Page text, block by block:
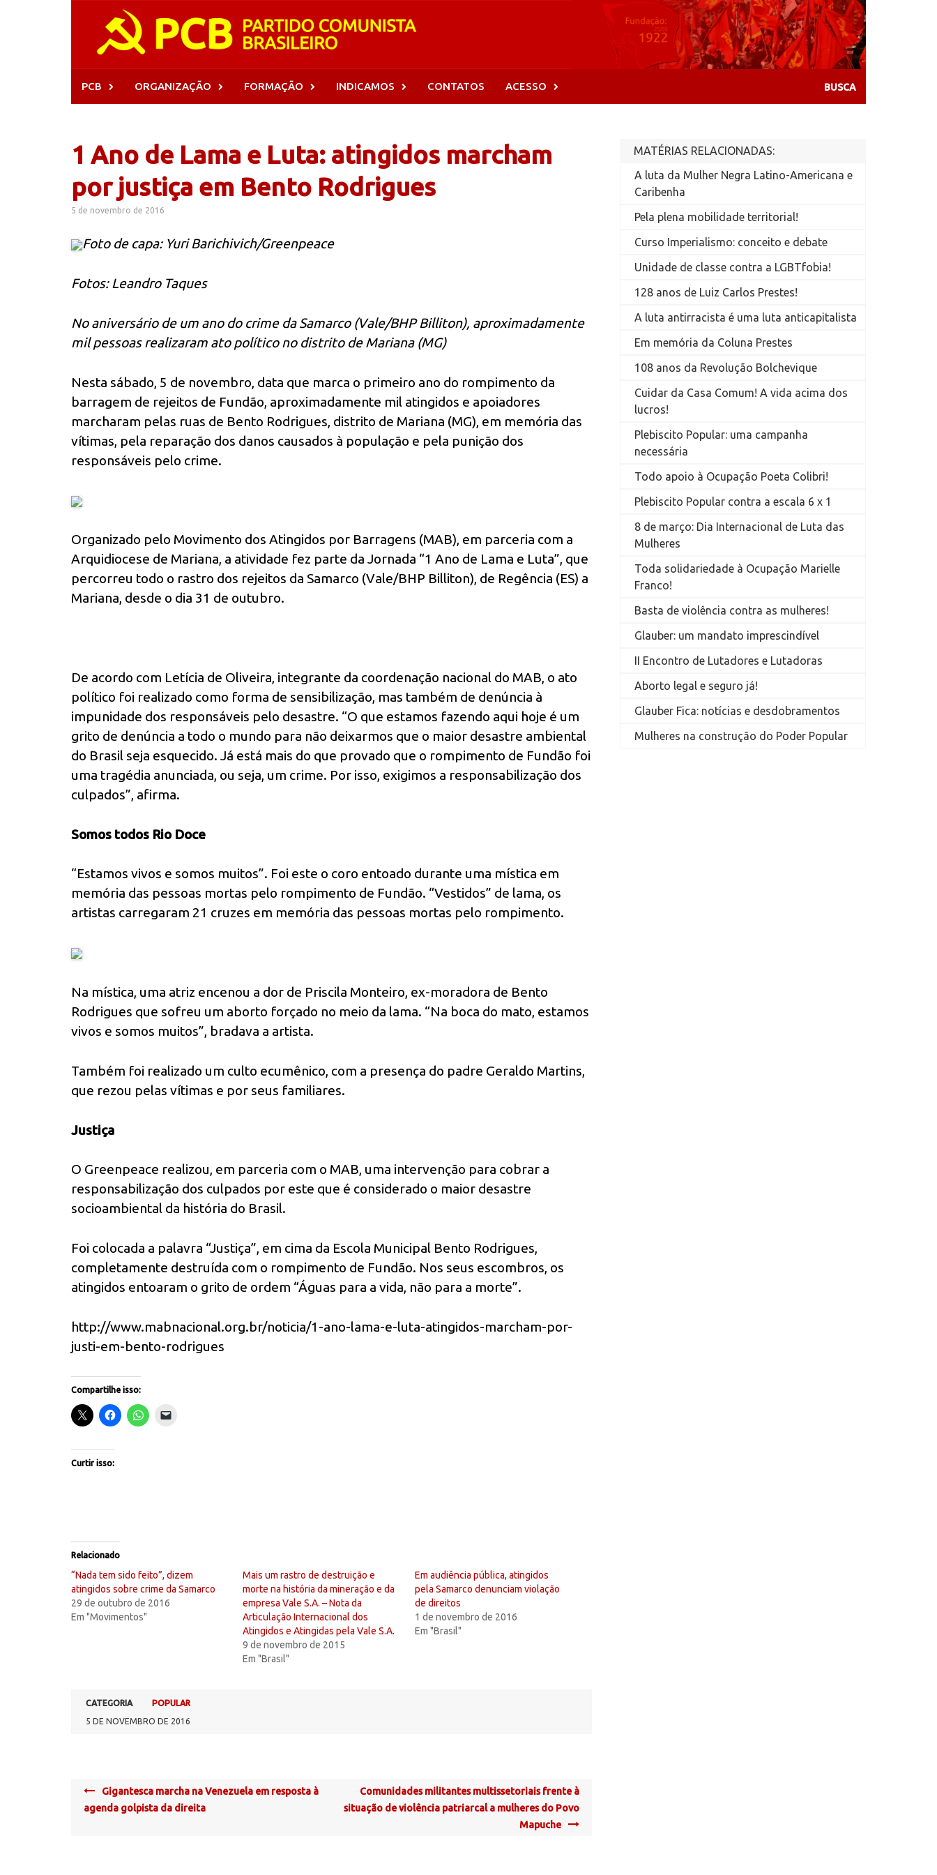
PCB ORGANIZAÇÃO FORMAÇÃO INDICAMOS CONTATOS ACESSO
1 Ano de Lama e Luta: atingidos marcham
por justiça em Bento Rodrigues
5 de novembro de 2016
Foto de capa: Yuri Barichivich/Greenpeace
Fotos: Leandro Taques
No aniversário de um ano do crime da Samarco (Vale/BHP Billiton), aproximadamente
mil pessoas realizaram ato político no distrito de Mariana (MG)
Nesta sábado, 5 de novembro, data que marca o primeiro ano do rompimento da
barragem de rejeitos de Fundão, aproximadamente mil atingidos e apoiadores
marcharam pelas ruas de Bento Rodrigues, distrito de Mariana (MG), em memória das
vítimas, pela reparação dos danos causados à população e pela punição dos
responsáveis pelo crime.
Organizado pelo Movimento dos Atingidos por Barragens (MAB), em parceria com a
Arquidiocese de Mariana, a atividade fez parte da Jornada “1 Ano de Lama e Luta”, que
percorreu todo o rastro dos rejeitos da Samarco (Vale/BHP Billiton), de Regência (ES) a
Mariana, desde o dia 31 de outubro.
De acordo com Letícia de Oliveira, integrante da coordenação nacional do MAB, o ato
político foi realizado como forma de sensibilização, mas também de denúncia à
impunidade dos responsáveis pelo desastre. “O que estamos fazendo aqui hoje é um
grito de denúncia a todo o mundo para não deixarmos que o maior desastre ambiental
do Brasil seja esquecido. Já está mais do que provado que o rompimento de Fundão foi
uma tragédia anunciada, ou seja, um crime. Por isso, exigimos a responsabilização dos
culpados”, afirma.
Somos todos Rio Doce
“Estamos vivos e somos muitos”. Foi este o coro entoado durante uma mística em
memória das pessoas mortas pelo rompimento de Fundão. “Vestidos” de lama, os
artistas carregaram 21 cruzes em memória das pessoas mortas pelo rompimento.
Na mística, uma atriz encenou a dor de Priscila Monteiro, ex-moradora de Bento
Rodrigues que sofreu um aborto forçado no meio da lama. “Na boca do mato, estamos
vivos e somos muitos”, bradava a artista.
Também foi realizado um culto ecumênico, com a presença do padre Geraldo Martins,
que rezou pelas vítimas e por seus familiares.
Justiça
O Greenpeace realizou, em parceria com o MAB, uma intervenção para cobrar a
responsabilização dos culpados por este que é considerado o maior desastre
socioambiental da história do Brasil.
Foi colocada a palavra “Justiça”, em cima da Escola Municipal Bento Rodrigues,
completamente destruída com o rompimento de Fundão. Nos seus escombros, os
atingidos entoaram o grito de ordem “Águas para a vida, não para a morte”.
http://www.mabnacional.org.br/noticia/1-ano-lama-e-luta-atingidos-marcham-por-
justi-em-bento-rodrigues
Compartilhe isso:
Curtir isso:
Relacionado
“Nada tem sido feito”, dizem
atingidos sobre crime da Samarco
29 de outubro de 2016
Em "Movimentos"
Mais um rastro de destruição e
morte na história da mineração e da
empresa Vale S.A. – Nota da
Articulação Internacional dos
Atingidos e Atingidas pela Vale S.A.
9 de novembro de 2015
Em "Brasil"
Em audiência pública, atingidos
pela Samarco denunciam violação
de direitos
1 de novembro de 2016
Em "Brasil"
CATEGORIA
POPULAR
5 DE NOVEMBRO DE 2016
Post
navigation
Gigantesca marcha na Venezuela em resposta à
agenda golpista da direita
Comunidades militantes multissetoriais frente à
situação de violência patriarcal a mulheres do Povo
Mapuche
MATÉRIAS RELACIONADAS:
A luta da Mulher Negra Latino-Americana e
Caribenha
Pela plena mobilidade territorial!
Curso Imperialismo: conceito e debate
Unidade de classe contra a LGBTfobia!
128 anos de Luiz Carlos Prestes!
A luta antirracista é uma luta anticapitalista
Em memória da Coluna Prestes
108 anos da Revolução Bolchevique
Cuidar da Casa Comum! A vida acima dos
lucros!
Plebiscito Popular: uma campanha
necessária
Todo apoio à Ocupação Poeta Colibri!
Plebiscito Popular contra a escala 6 x 1
8 de março: Dia Internacional de Luta das
Mulheres
Toda solidariedade à Ocupação Marielle
Franco!
Basta de violência contra as mulheres!
Glauber: um mandato imprescindível
II Encontro de Lutadores e Lutadoras
Aborto legal e seguro já!
Glauber Fica: notícias e desdobramentos
Mulheres na construção do Poder Popular